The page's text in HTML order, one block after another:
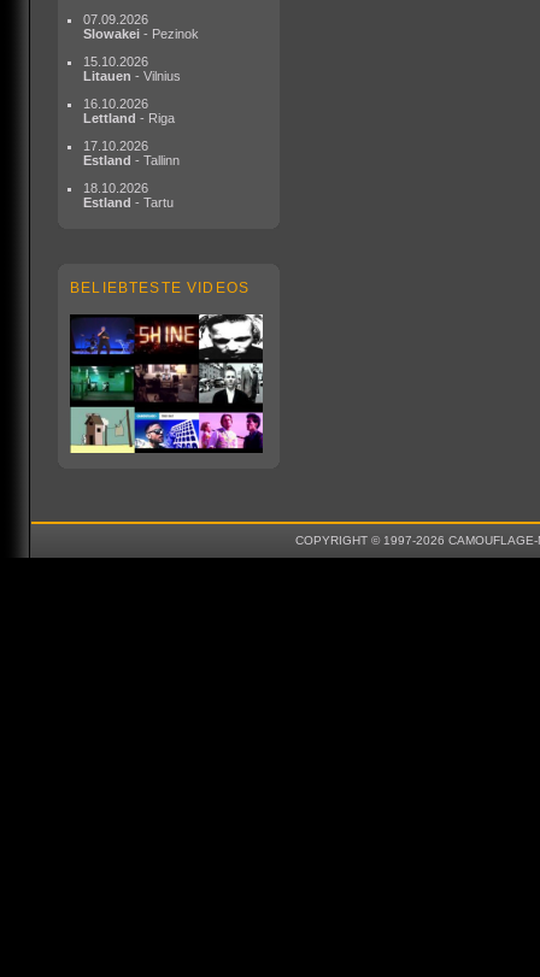
07.09.2026
Slowakei - Pezinok
15.10.2026
Litauen - Vilnius
16.10.2026
Lettland - Riga
17.10.2026
Estland - Tallinn
18.10.2026
Estland - Tartu
BELIEBTESTE VIDEOS
COPYRIGHT © 1997-2026 CAMOUFLAGE-